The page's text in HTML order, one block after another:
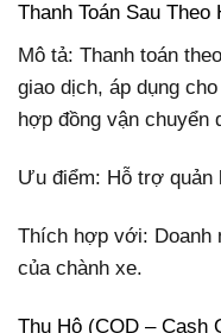
Thanh Toán Sau
Mô tả: Thanh toán
giao dịch, áp dụng
hợp đồng vận chuyển
Ưu điểm: Hỗ trợ quản
Thích hợp với: Doanh
của chành xe.
Thu Hộ (COD – Cash